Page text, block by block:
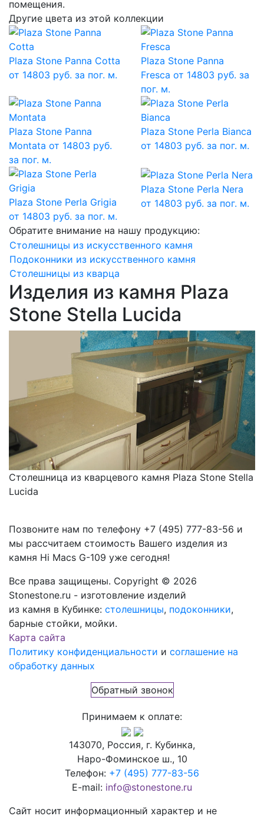
помещения.
Другие цвета из этой коллекции
Plaza Stone Panna Cotta
от 14803 руб. за пог. м.
Plaza Stone Panna
Fresca от 14803 руб. за
пог. м.
Plaza Stone Panna
Montata от 14803 руб.
за пог. м.
Plaza Stone Perla Bianca
от 14803 руб. за пог. м.
Plaza Stone Perla Grigia
от 14803 руб. за пог. м.
Plaza Stone Perla Nera
от 14803 руб. за пог. м.
Обратите внимание на нашу продукцию:
Столешницы из искусственного камня
Подоконники из искусственного камня
Столешницы из кварца
Изделия из камня Plaza
Stone Stella Lucida
Столешница из кварцевого камня Plaza Stone Stella
Lucida
Позвоните нам по телефону +7 (495) 777-83-56 и
мы рассчитаем стоимость Вашего изделия из
камня Hi Macs G-109 уже сегодня!
Все права защищены. Copyright © 2026
Stonestone.ru - изготовление изделий
из камня в Кубинке: столешницы, подоконники,
барные стойки, мойки.
Карта сайта
Политику конфиденциальности и соглашение на
обработку данных
Обратный звонок
Принимаем к оплате:
143070, Россия, г. Кубинка,
Наро-Фоминское ш., 10
Телефон: +7 (495) 777-83-56
E-mail: info@stonestone.ru
Сайт носит информационный характер и не